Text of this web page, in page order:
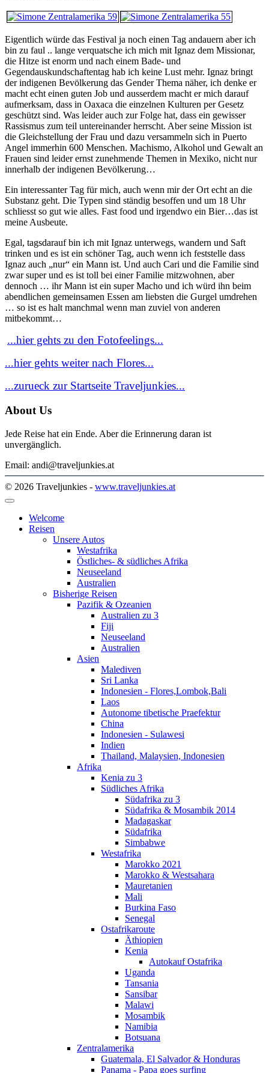
Eigentlich würde das Festival ja noch einen Tag andauern aber ich
bin zu faul .. lange verquatsche ich mich mit Ignaz dem Missionar,
die Hitze ist enorm und nach einem Bade- und
Gegendauskundschaftentag hab ich keine Lust mehr. Ignaz bringt
der indigenen Bevölkerung das Gender Thema näher, ich denke er
macht echt einen guten Job und ausserdem macht er mich darauf
aufmerksam, dass in Oaxaca die einzelnen Kulturen per Gesetz
geschützt sind. Was leider auch zur Folge hat, dass ein gewisser
Rassismus zum teil untereinander herrscht. Aber seine Mission ist
die Gleichstellung der Frau und dazu versammeln sich in Puerto
Angel immerhin 600 Menschen. Machismo, Alkohol und Gewalt an
Frauen sind leider ernst zunehmende Themen in Mexiko, nicht nur
innerhalb der indigenen Bevölkerung…
Ein interessanter Tag für mich, auch wenn mir der Ort echt an die
Substanz geht. Die Typen sind ständig besoffen und um 18 Uhr
schliesst so gut wie alles. Fast food und irgendwo ein Bier…das ist
meine Ausbeute.
Egal, tagsdarauf bin ich mit Ignaz unterwegs, wandern und Saft
trinken und es ist ein schöner Tag, auch wenn ich feststelle dass
Ignaz auch „nur“ ein Mann ist. Und auch Cari und die Familie sind
zwar super und es ist toll bei einer Familie mitzwohnen, aber
dennoch … ihr Mann ist ein super Macho und ich würd ihn beim
abendlichen gemeinsamen Essen am liebsten die Gurgel umdrehen
… so ist es halt manchmal wenn man zuviel von anderen
mitbekommt…
...hier gehts zu den Fotofeelings...
...hier gehts weiter nach Flores...
...zurueck zur Startseite Traveljunkies...
About Us
Jede Reise hat ein Ende. Aber die Erinnerung daran ist
unvergänglich.
Email: andi@traveljunkies.at
© 2026 Traveljunkies - www.traveljunkies.at
Welcome
Reisen
Unsere Autos
Westafrika
Östliches- & südliches Afrika
Neuseeland
Australien
Bisherige Reisen
Pazifik & Ozeanien
Australien zu 3
Fiji
Neuseeland
Australien
Asien
Malediven
Sri Lanka
Indonesien - Flores,Lombok,Bali
Laos
Autonome tibetische Praefektur
China
Indonesien - Sulawesi
Indien
Thailand, Malaysien, Indonesien
Afrika
Kenia zu 3
Südliches Afrika
Südafrika zu 3
Südafrika & Mosambik 2014
Madagaskar
Südafrika
Simbabwe
Westafrika
Marokko 2021
Marokko & Westsahara
Mauretanien
Mali
Burkina Faso
Senegal
Ostafrikaroute
Äthiopien
Kenia
Autokauf Ostafrika
Uganda
Tansania
Sansibar
Malawi
Mosambik
Namibia
Botsuana
Zentralamerika
Guatemala, El Salvador & Honduras
Panama - Papa goes surfing